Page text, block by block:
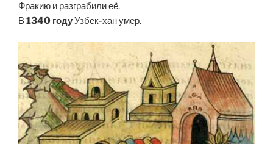
Фракию и разграбили её.
В1340 годуУзбек-хан умер.